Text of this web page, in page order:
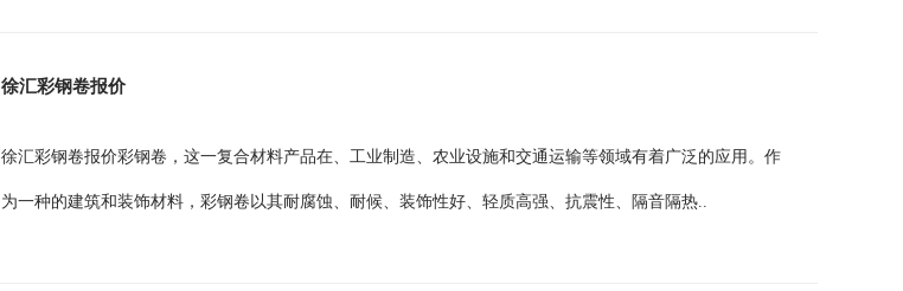
徐汇彩钢卷报价
徐汇彩钢卷报价彩钢卷，这一复合材料产品在、工业制造、农业设施和交通运输等领域有着广泛的应用。作
为一种的建筑和装饰材料，彩钢卷以其耐腐蚀、耐候、装饰性好、轻质高强、抗震性、隔音隔热..